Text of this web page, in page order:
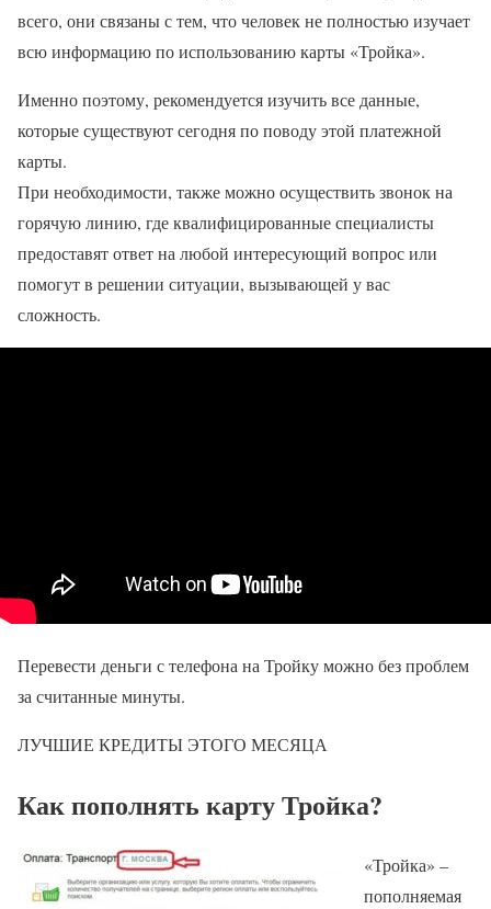
всего, они связаны с тем, что человек не полностью изучает
всю информацию по использованию карты «Тройка».
Именно поэтому, рекомендуется изучить все данные,
которые существуют сегодня по поводу этой платежной
карты.
При необходимости, также можно осуществить звонок на
горячую линию, где квалифицированные специалисты
предоставят ответ на любой интересующий вопрос или
помогут в решении ситуации, вызывающей у вас
сложность.
Перевести деньги с телефона на Тройку можно без проблем
за считанные минуты.
ЛУЧШИЕ КРЕДИТЫ ЭТОГО МЕСЯЦА
Как пополнять карту Тройка?
«Тройка» –
пополняемая